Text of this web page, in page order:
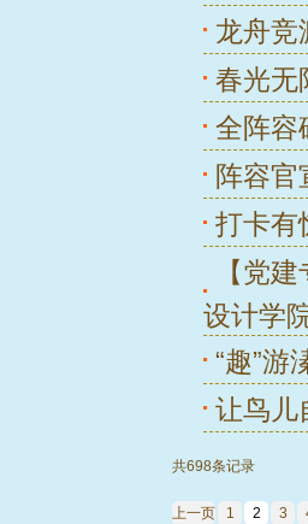
龙舟竞
春光无
全阵容
阵容官
打卡有
【党
设计学
“趣”游
让鸟儿
共698条记录
上一页 1 2 3